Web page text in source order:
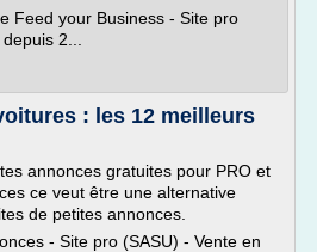
Feed your Business - Site pro
2...
: les 12 meilleurs
annonces gratuites pour PRO et
ce veut être une alternative
de petites annonces.
- Site pro (SASU) - Vente en